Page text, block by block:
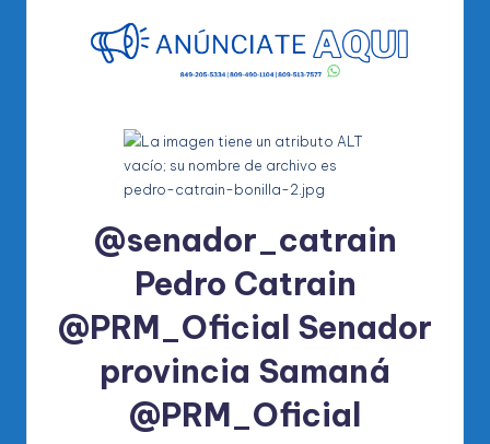
@senador_catrain
Pedro Catrain
@PRM_Oficial Senador
provincia Samaná
@PRM_Oficial